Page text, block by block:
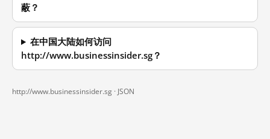
蔽？
在中国大陆如何访问
http://www.businessinsider.sg？
http://www.businessinsider.sg · JSON